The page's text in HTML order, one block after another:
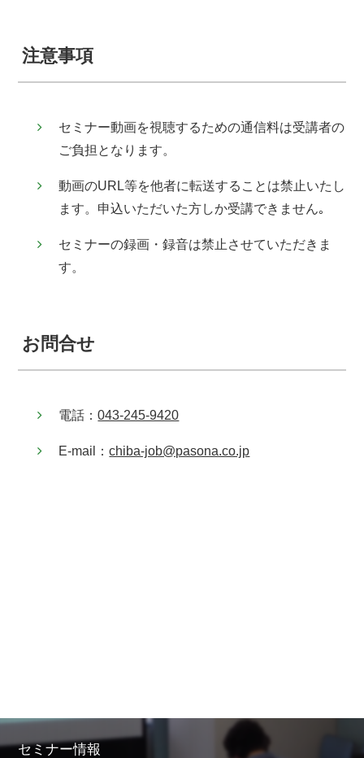
注意事項
セミナー動画を視聴するための通信料は受講者の
ご負担となります。
動画のURL等を他者に転送することは禁⽌いたし
ます。申込いただいた方しか受講できません｡
セミナーの録画・録⾳は禁⽌させていただきま
す。
お問合せ
電話：043-245-9420
E-mail：chiba-job@pasona.co.jp
セミナー情報